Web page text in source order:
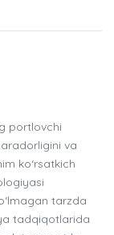
portlovchi
va
ko‘rsatkich
tarzda
tadqiqotlarida